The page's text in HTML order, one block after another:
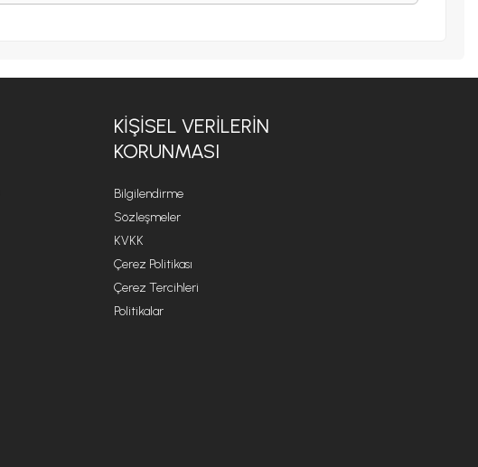
KİŞİSEL VERİLERİN
KORUNMASI
Bilgilendirme
Sözleşmeler
KVKK
Çerez Politikası
Çerez Tercihleri
Politikalar